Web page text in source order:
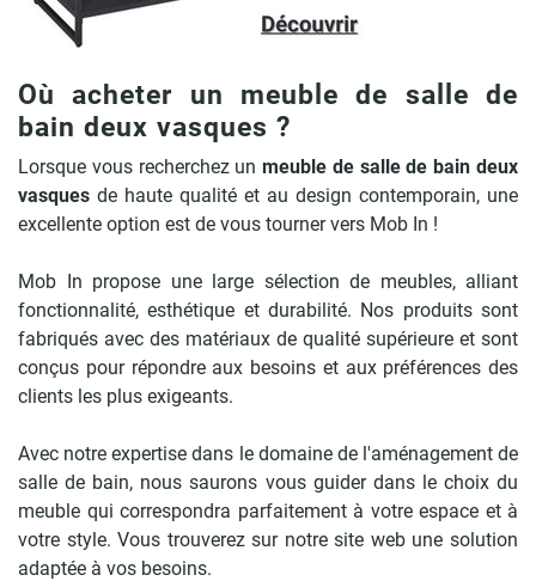
Où acheter un meuble de salle de
bain deux vasques ?
Lorsque vous recherchez unmeuble de salle de bain deux
vasques de haute qualité et au design contemporain, une
excellente option est de vous tourner vers Mob In !
Mob In propose une large sélection de meubles, alliant
fonctionnalité, esthétique et durabilité. Nos produits sont
fabriqués avec des matériaux de qualité supérieure et sont
conçus pour répondre aux besoins et aux préférences des
clients les plus exigeants.
Avec notre expertise dans le domaine de l'aménagement de
salle de bain, nous saurons vous guider dans le choix du
meuble qui correspondra parfaitement à votre espace et à
votre style. Vous trouverez sur notre site web une solution
adaptée à vos besoins.